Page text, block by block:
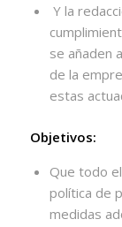
Y la
se añaden
de la
estas
Objetivos:
Que todo
política de
medidas